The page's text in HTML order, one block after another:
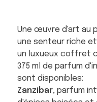
Une œuvre d'art au
une senteur riche
un luxueux coffret
375 ml de parfum
sont disponibles:
Zanzibar, parfum